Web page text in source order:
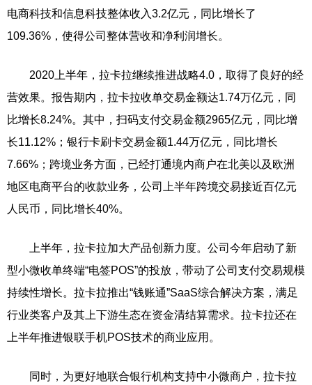
电商科技和信息科技整体收入3.2亿元，同比增长了
109.36%，使得公司整体营收和净利润增长。
2020上半年，拉卡拉继续推进战略4.0，取得了良好的经
营效果。报告期内，拉卡拉收单交易金额达1.74万亿元，同
比增长8.24%。其中，扫码支付交易金额2965亿元，同比增
长11.12%；银行卡刷卡交易金额1.44万亿元，同比增长
7.66%；跨境业务方面，已经打通境内商户在北美以及欧洲
地区电商平台的收款业务，公司上半年跨境交易接近百亿元
人民币，同比增长40%。
上半年，拉卡拉加大产品创新力度。公司今年启动了新
型小微收单终端“电签POS”的投放，带动了公司支付交易规模
持续性增长。拉卡拉推出“钱账通”SaaS综合解决方案，满足
行业类客户及其上下游生态在资金清结算需求。拉卡拉还在
上半年推进银联手机POS技术的商业应用。
同时，为更好地联合银行机构支持中小微商户，拉卡拉